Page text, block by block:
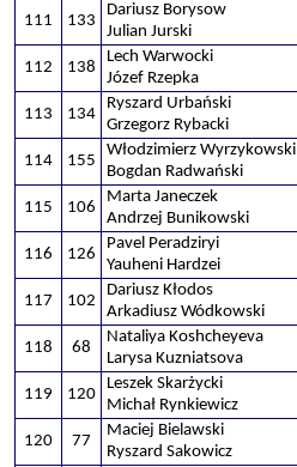
111
133
Dariusz Borysow
Julian Jurski
112
138
Lech Warwocki
Józef Rzepka
113
134
Ryszard Urbański
Grzegorz Rybacki
114
155
Włodzimierz Wyrzykowski
Bogdan Radwański
115 106
Marta Janeczek
Andrzej Bunikowski
116 126
Pavel Peradziryi
Yauheni Hardzei
117
102
Dariusz Kłodos
Arkadiusz Wódkowski
118 68
Nataliya Koshcheyeva
Larysa Kuzniatsova
119 120
Leszek Skarżycki
Michał Rynkiewicz
120
77
Maciej Bielawski
Ryszard Sakowicz